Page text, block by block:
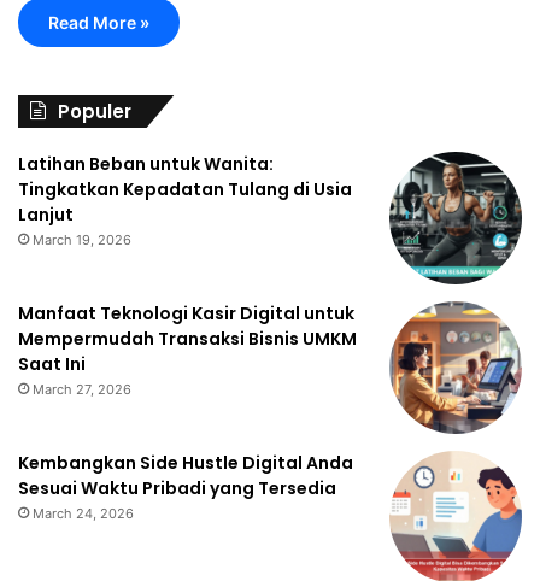
Read More »
Populer
Latihan Beban untuk Wanita:
Tingkatkan Kepadatan Tulang di Usia
Lanjut
March 19, 2026
Manfaat Teknologi Kasir Digital untuk
Mempermudah Transaksi Bisnis UMKM
Saat Ini
March 27, 2026
Kembangkan Side Hustle Digital Anda
Sesuai Waktu Pribadi yang Tersedia
March 24, 2026